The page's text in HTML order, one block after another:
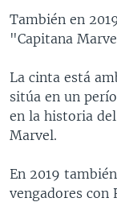
También en
"Capitana
La cinta está
sitúa en un
en la historia
Marvel.
En 2019
vengadores con